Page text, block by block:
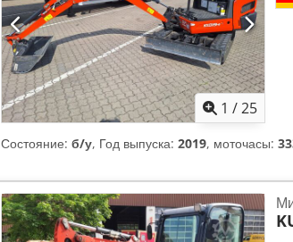
Быстроразъемное соединение, ковш, 3-й клапан,
1 /25
Состояние: б/у, Год выпуска: 2019, моточасы: